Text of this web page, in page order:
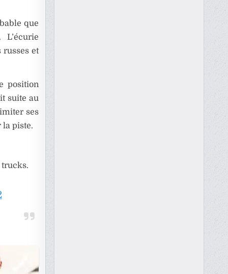
que
russes et
position
suite au
ses
la piste.